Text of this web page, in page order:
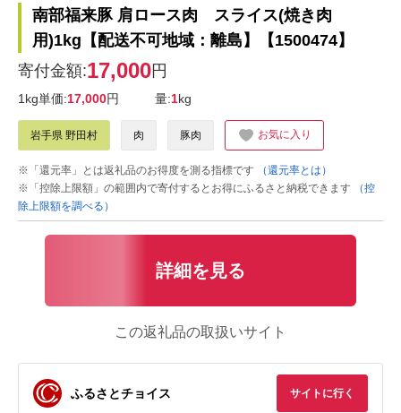
南部福来豚 肩ロース肉 スライス(焼き肉
用)1kg【配送不可地域：離島】【1500474】
寄付金額:17,000円
1kg単価:17,000円 量:1kg
岩手県 野田村 肉 豚肉 お気に入り
※「還元率」とは返礼品のお得度を測る指標です
（還元率とは）
※「控除上限額」の範囲内で寄付するとお得にふるさと納税できます
（控
除上限額を調べる）
詳細を見る
この返礼品の取扱いサイト
ふるさとチョイス サイトに行く